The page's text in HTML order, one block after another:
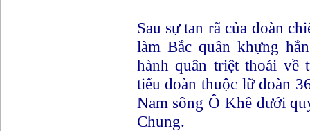
Sau sự tan rã của đoàn
làm Bắc quân khựng
hành quân triệt thoái về
tiểu đoàn thuộc lữ đoàn
Nam sông Ô Khê dưới
Chung.